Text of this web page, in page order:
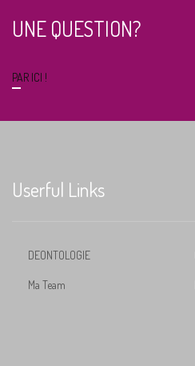
UNE QUESTION?
PAR ICI !
Userful Links
DEONTOLOGIE
Ma Team